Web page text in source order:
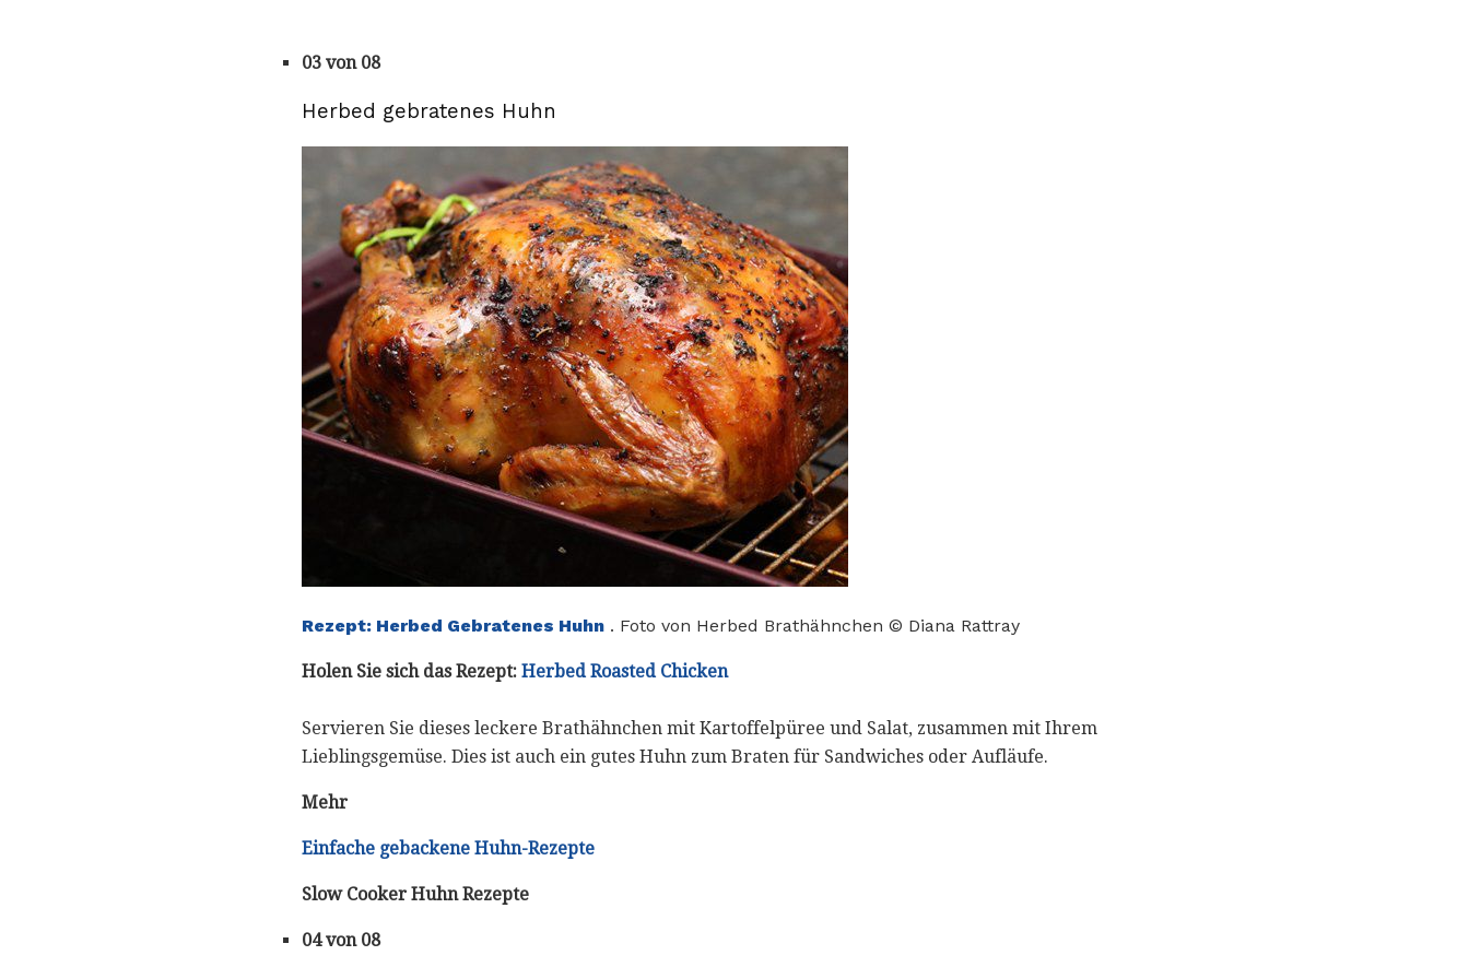
03 von 08
Herbed gebratenes Huhn
Rezept: Herbed Gebratenes Huhn . Foto von Herbed Brathähnchen © Diana Rattray
Holen Sie sich das Rezept: Herbed Roasted Chicken
Servieren Sie dieses leckere Brathähnchen mit Kartoffelpüree und Salat, zusammen mit Ihrem
Lieblingsgemüse. Dies ist auch ein gutes Huhn zum Braten für Sandwiches oder Aufläufe.
Mehr
Einfache gebackene Huhn-Rezepte
Slow Cooker Huhn Rezepte
04 von 08